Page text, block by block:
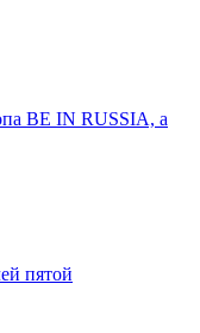
BE IN RUSSIA, а
пятой